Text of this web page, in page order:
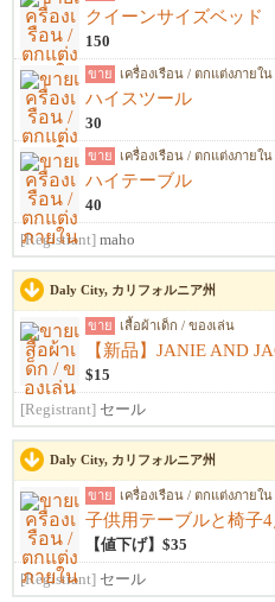
クイーンサイズベッド
150
ขาย เครื่องเรือน / ตกแต่งภายใน
ハイスツール
30
ขาย เครื่องเรือน / ตกแต่งภายใน
ハイテーブル
40
[Registrant] maho
Daly City, カリフォルニア州
ขาย เสื้อผ้าเด็ก / ของเล่น
【新品】JANIE AND
$15
[Registrant] セール
Daly City, カリフォルニア州
ขาย เครื่องเรือน / ตกแต่งภายใน
子供用テーブルと椅子4
【値下げ】$35
[Registrant] セール